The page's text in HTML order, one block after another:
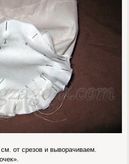
от срезов и выворачиваем.